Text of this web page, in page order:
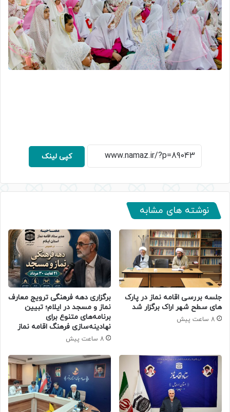
کپی لینک
نوشته های مشابه
جلسه بررسی اقامه نماز در پارک
های سطح شهر اراک برگزار شد
8 ساعت پیش
برگزاری دهه فرهنگی ترویج معارف
نماز و مسجد در ایلام؛ تبیین
برنامه‌های متنوع برای
نهادینه‌سازی فرهنگ اقامه نماز
8 ساعت پیش